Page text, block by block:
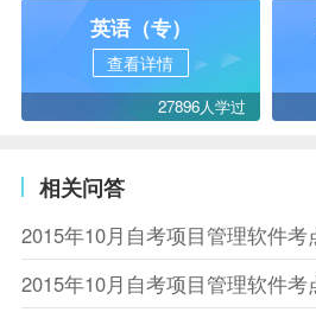
英语（专）
查看详情
27896人学过
相关问答
2015年10月自考项目管理软件考
2015年10月自考项目管理软件考